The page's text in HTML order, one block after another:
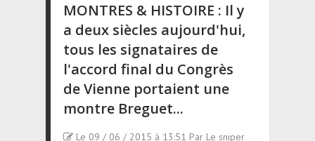
MONTRES & HISTOIRE : Il y
a deux siècles aujourd'hui,
tous les signataires de
l'accord final du Congrès
de Vienne portaient une
montre Breguet...
Le 09 / 06 / 2015 à 13:51 Par Le sniper